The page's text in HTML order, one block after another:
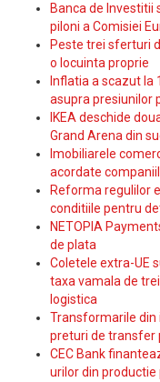
Banca de Investitii
piloni a Comisiei
Peste trei sferturi
o locuinta proprie
Inflatia a scazut la
asupra presiunilor
IKEA deschide
Grand Arena din
Imobiliarele
acordate
Reforma regulilor
conditiile pentru
NETOPIA
de plata
Coletele extra-UE
taxa vamala de
logistica
Transformarile din
preturi de transfer
CEC Bank
urilor din productie